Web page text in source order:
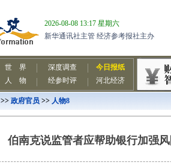
>> 政府官员 >> 人物8
伯南克说监管者应帮助银行加强